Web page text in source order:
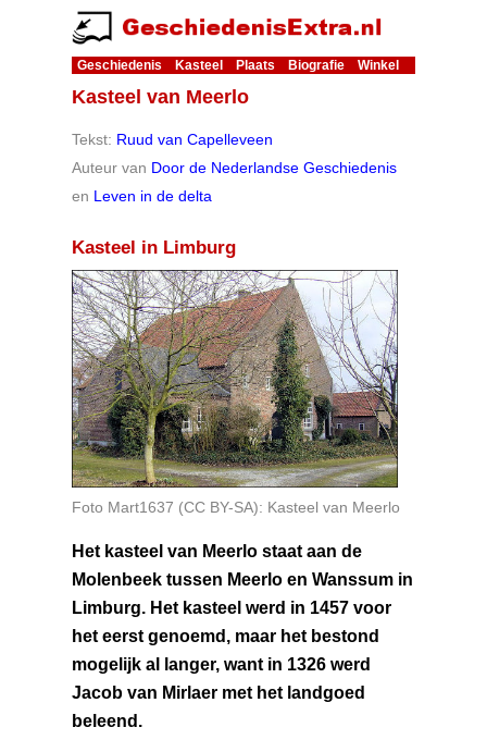
Geschiedenis Kasteel Plaats Biografie Winkel
Kasteel van Meerlo
Tekst: Ruud van Capelleveen
Auteur van Door de Nederlandse Geschiedenis
en Leven in de delta
Kasteel in Limburg
Foto Mart1637 (CC BY-SA): Kasteel van Meerlo
Het kasteel van Meerlo staat aan de
Molenbeek tussen Meerlo en Wanssum in
Limburg. Het kasteel werd in 1457 voor
het eerst genoemd, maar het bestond
mogelijk al langer, want in 1326 werd
Jacob van Mirlaer met het landgoed
beleend.